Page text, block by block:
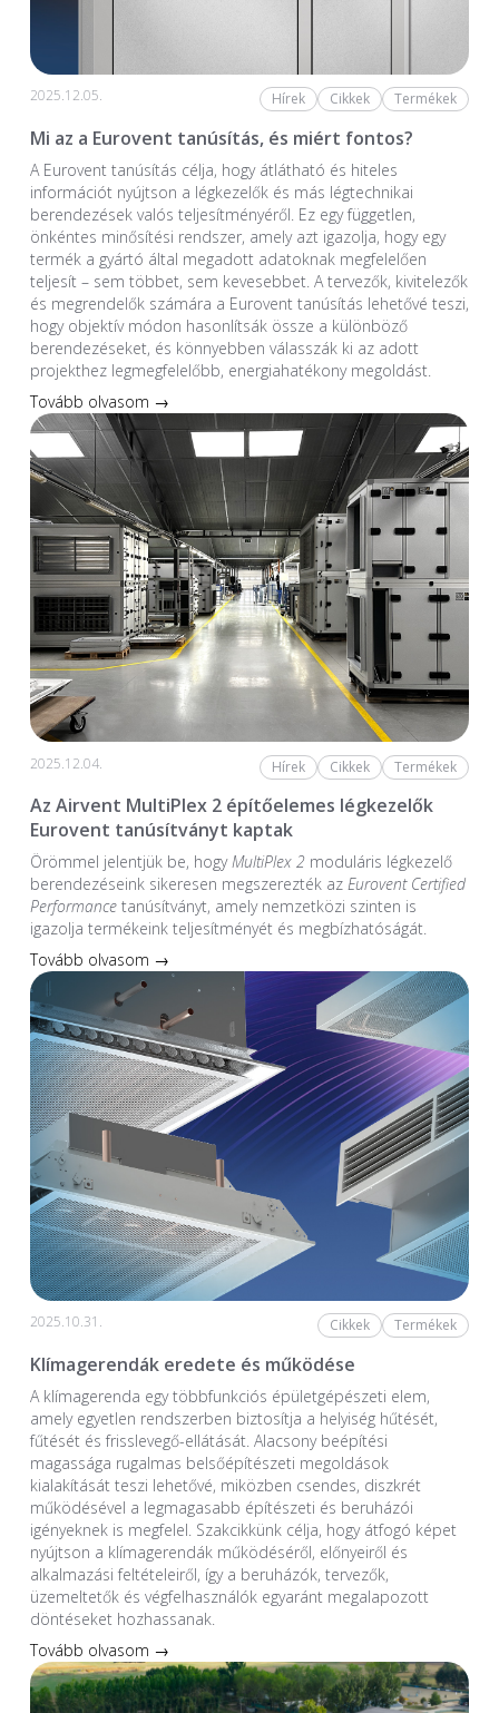
2025.12.05. Hírek Cikkek Termékek
Mi az a Eurovent tanúsítás, és miért fontos?
A Eurovent tanúsítás célja, hogy átlátható és hiteles
információt nyújtson a légkezelők és más légtechnikai
berendezések valós teljesítményéről. Ez egy független,
önkéntes minősítési rendszer, amely azt igazolja, hogy egy
termék a gyártó által megadott adatoknak megfelelően
teljesít – sem többet, sem kevesebbet. A tervezők, kivitelezők
és megrendelők számára a Eurovent tanúsítás lehetővé teszi,
hogy objektív módon hasonlítsák össze a különböző
berendezéseket, és könnyebben válasszák ki az adott
projekthez legmegfelelőbb, energiahatékony megoldást.
Tovább olvasom →
2025.12.04. Hírek Cikkek Termékek
Az Airvent MultiPlex 2 építőelemes légkezelők
Eurovent tanúsítványt kaptak
Örömmel jelentjük be, hogyMultiPlex 2moduláris légkezelő
berendezéseink sikeresen megszerezték az Eurovent Certified
Performancetanúsítványt, amely nemzetközi szinten is
igazolja termékeink teljesítményét és megbízhatóságát.
Tovább olvasom →
2025.10.31. Cikkek Termékek
Klímagerendák eredete és működése
A klímagerenda egy többfunkciós épületgépészeti elem,
amely egyetlen rendszerben biztosítja a helyiség hűtését,
fűtését és frisslevegő-ellátását. Alacsony beépítési
magassága rugalmas belsőépítészeti megoldások
kialakítását teszi lehetővé, miközben csendes, diszkrét
működésével a legmagasabb építészeti és beruházói
igényeknek is megfelel. Szakcikkünk célja, hogy átfogó képet
nyújtson a klímagerendák működéséről, előnyeiről és
alkalmazási feltételeiről, így a beruházók, tervezők,
üzemeltetők és végfelhasználók egyaránt megalapozott
döntéseket hozhassanak.
Tovább olvasom →